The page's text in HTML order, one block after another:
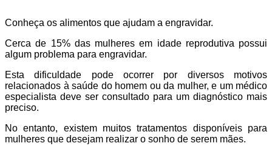
Conheça os alimentos que ajudam a engravidar.
Cerca de 15% das mulheres em idade reprodutiva possui
algum problema para engravidar.
Esta dificuldade pode ocorrer por diversos motivos
relacionados à saúde do homem ou da mulher, e um médico
especialista deve ser consultado para um diagnóstico mais
preciso.
No entanto, existem muitos tratamentos disponíveis para
mulheres que desejam realizar o sonho de serem mães.